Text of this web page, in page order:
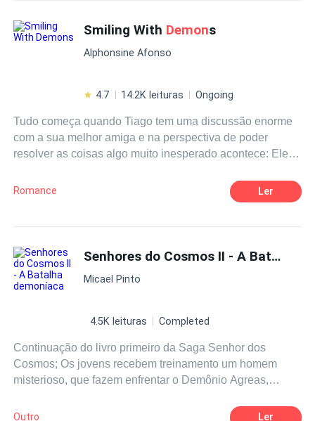
festas, pega e não se apega, fuma maconha e participa
de lutas ilegais. Duas pessoas completamente diferentes,
traumatizadas e fechadas para o amor. Mas isso impedirá
tão errado, por que tinha que ser tão proibido?" " coração,
Smiling With Demons
Alphonsine Afonso
4.7 14.2K leituras Ongoing
Tudo começa quando Tiago tem uma discussão enorme
com a sua melhor amiga e na perspectiva de poder
resolver as coisas algo muito inesperado acontece: Ele
chamado Chase Williams
Romance Ler
Senhores do Cosmos II - A Batalha
Micael Pinto
4.5K leituras Completed
Continuação do livro primeiro da Saga Senhor dos
Cosmos; Os jovens recebem treinamento um homem
misterioso, que fazem enfrentar o Demônio Agreas,
obscuros aprisionados por Salomão), uma tríade nessa
Outro Ler